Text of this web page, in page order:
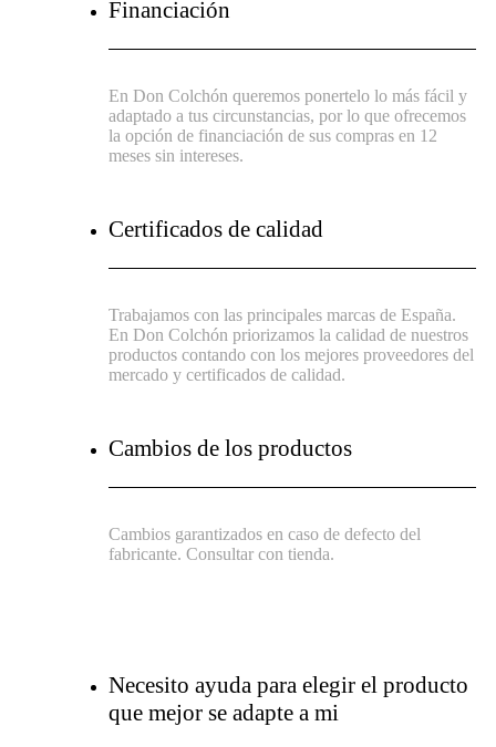
Financiación
En Don Colchón queremos ponertelo lo más fácil y
adaptado a tus circunstancias, por lo que ofrecemos
la opción de financiación de sus compras en 12
meses sin intereses.
Certificados de calidad
Trabajamos con las principales marcas de España.
En Don Colchón priorizamos la calidad de nuestros
productos contando con los mejores proveedores del
mercado y certificados de calidad.
Cambios de los productos
Cambios garantizados en caso de defecto del
fabricante. Consultar con tienda.
Necesito ayuda para elegir el producto
que mejor se adapte a mi